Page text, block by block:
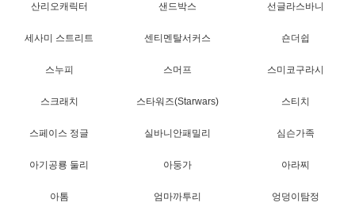
산리오캐릭터 샌드박스 선글라스바니
세사미 스트리트 센티멘탈서커스 숀더쉽
스누피 스머프 스미코구라시
스크래치 스타워즈(Starwars) 스티치
스페이스 정글 실바니안패밀리 심슨가족
아기공룡 둘리 아둥가 아라찌
아톰 엄마까투리 엉덩이탐정